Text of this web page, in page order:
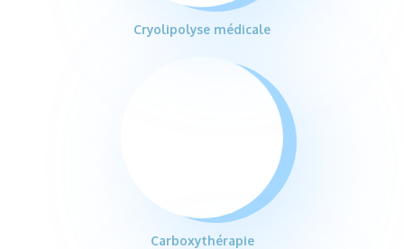
Cryolipolyse médicale
Carboxythérapie